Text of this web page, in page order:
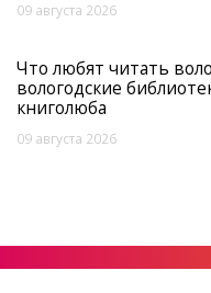
09 августа 2026
Что любят читать
вологодские
книголюба
09 августа 2026